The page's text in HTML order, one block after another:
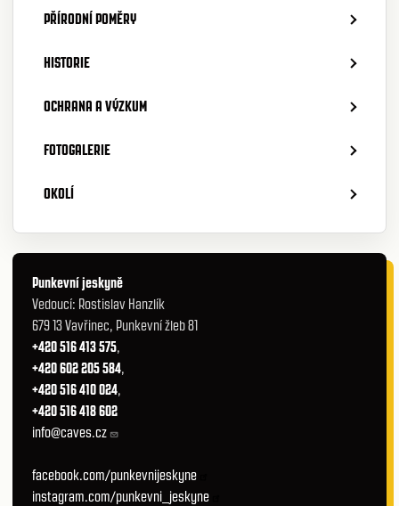
PŘÍRODNÍ POMĚRY
HISTORIE
OCHRANA A VÝZKUM
FOTOGALERIE
OKOLÍ
Punkevní jeskyně
Vedoucí: Rostislav Hanzlík
679 13 Vavřinec, Punkevní žleb 81
+420 516 413 575,
+420 602 205 584,
+420 516 410 024,
+420 516 418 602
info@caves.cz
facebook.com/punkevnijeskyne
instagram.com/punkevni_jeskyne